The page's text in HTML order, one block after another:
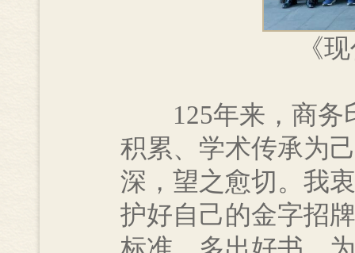
《
125年来，商务
积累、学术传承为
深，望之愈切。我
护好自己的金字招